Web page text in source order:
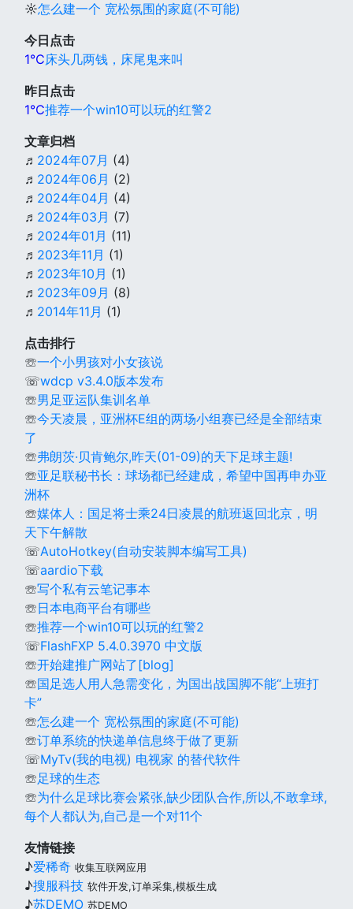
☼怎么建一个 宽松氛围的家庭(不可能)
今日点击
1℃床头几两钱，床尾鬼来叫
昨日点击
1℃推荐一个win10可以玩的红警2
文章归档
♬ 2024年07月 (4)
♬ 2024年06月 (2)
♬ 2024年04月 (4)
♬ 2024年03月 (7)
♬ 2024年01月 (11)
♬ 2023年11月 (1)
♬ 2023年10月 (1)
♬ 2023年09月 (8)
♬ 2014年11月 (1)
点击排行
☏一个小男孩对小女孩说
☏wdcp v3.4.0版本发布
☏男足亚运队集训名单
☏今天凌晨，亚洲杯E组的两场小组赛已经是全部结束
了
☏弗朗茨·贝肯鲍尔,昨天(01-09)的天下足球主题!
☏亚足联秘书长：球场都已经建成，希望中国再申办亚
洲杯
☏媒体人：国足将士乘24日凌晨的航班返回北京，明
天下午解散
☏AutoHotkey(自动安装脚本编写工具)
☏aardio下载
☏写个私有云笔记事本
☏日本电商平台有哪些
☏推荐一个win10可以玩的红警2
☏FlashFXP 5.4.0.3970 中文版
☏开始建推广网站了[blog]
☏国足选人用人急需变化，为国出战国脚不能“上班打
卡”
☏怎么建一个 宽松氛围的家庭(不可能)
☏订单系统的快递单信息终于做了更新
☏MyTv(我的电视) 电视家 的替代软件
☏足球的生态
☏为什么足球比赛会紧张,缺少团队合作,所以,不敢拿球,
每个人都认为,自己是一个对11个
友情链接
♪爱稀奇 收集互联网应用
♪搜服科技 软件开发,订单采集,模板生成
♪苏DEMO 苏DEMO